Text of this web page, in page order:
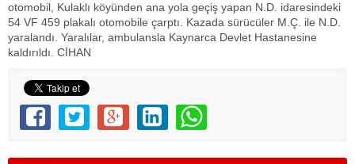
otomobil, Kulaklı köyünden ana yola geçiş yapan N.D. idaresindeki
54 VF 459 plakalı otomobile çarptı. Kazada sürücüler M.Ç. ile N.D.
yaralandı. Yaralılar, ambulansla Kaynarca Devlet Hastanesine
kaldırıldı. CİHAN